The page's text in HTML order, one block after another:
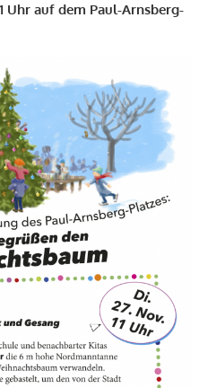
Uhr auf dem Paul-Arnsberg-